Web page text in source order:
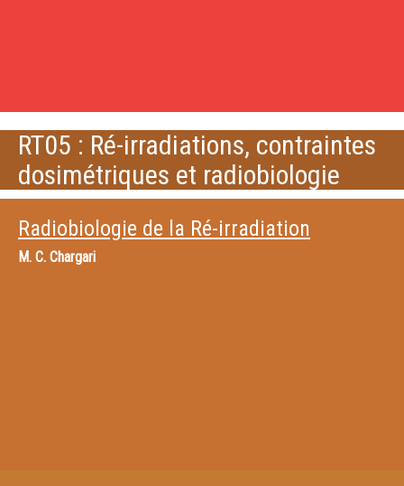
RT05 : Ré-irradiations, contraintes
dosimétriques et radiobiologie
Radiobiologie de la Ré-irradiation
M. C. Chargari